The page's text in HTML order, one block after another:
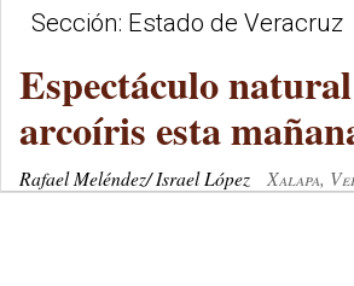
Sección: Estado de Veracruz
Espectáculo
arcoíris esta
Rafael Meléndez/ Israel López Xalapa,